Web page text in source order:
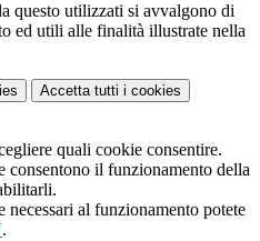
questo utilizzati si avvalgono di
ed utili alle finalità illustrate nella
Accetta tutti i cookies
quali cookie consentire.
consentono il funzionamento della
al funzionamento potete
.